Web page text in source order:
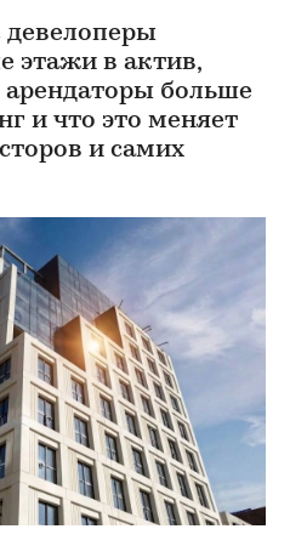
девелоперы
этажи в актив,
больше
и что это меняет
и самих